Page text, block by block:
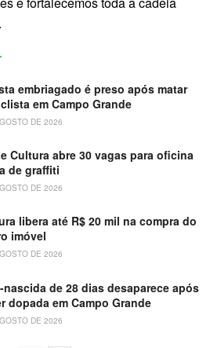
embriagado é preso após matar
em Campo Grande
DE 2026
Cultura abre 30 vagas para oficina
de graffiti
DE 2026
libera até R$ 20 mil na compra do
imóvel
DE 2026
nascida de 28 dias desaparece após
dopada em Campo Grande
DE 2026